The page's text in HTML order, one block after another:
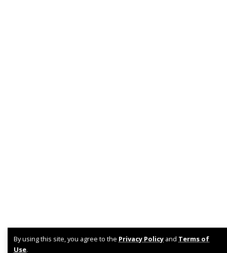
By using this site, you agree to the Privacy Policy and Terms of
Use.